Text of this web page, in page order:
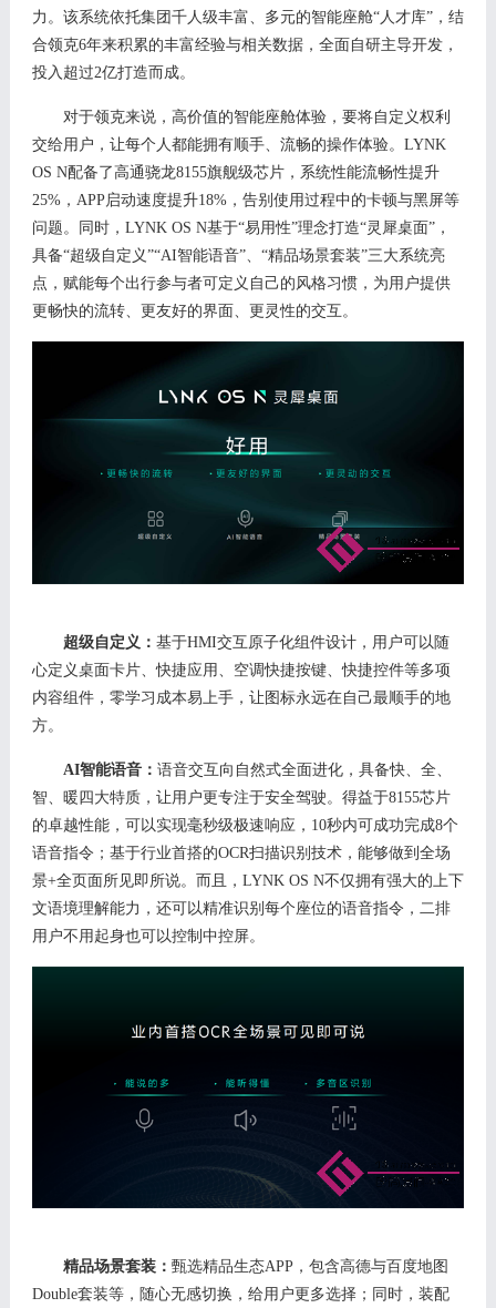
力。该系统依托集团千人级丰富、多元的智能座舱“人才库”，结
合领克6年来积累的丰富经验与相关数据，全面自研主导开发，
投入超过2亿打造而成。
对于领克来说，高价值的智能座舱体验，要将自定义权利
交给用户，让每个人都能拥有顺手、流畅的操作体验。 LYNK
OS N配备了高通骁龙8155旗舰级芯片，系统性能流畅性提升
25%，APP启动速度提升18%，告别使用过程中的卡顿与黑屏等
问题。同时，LYNK OS N基于“易用性”理念打造“灵犀桌面”，
具备“超级自定义”“AI智能语音”、“精品场景套装”三大系统亮
点， 赋能每个出行参与者可定义自己的风格习惯， 为用户提供
更畅快的流转、更友好的界面、更灵性的交互。
超级自定义： 基于HMI交互原子化组件设计，用户可以随
心定义桌面卡片、快捷应用、空调快捷按键、快捷控件等多项
内容组件，零学习成本易上手，让图标永远在自己最顺手的地
方。
AI智能语音： 语音交互向自然式全面进化，具备快、全、
智、暖四大特质，让用户更专注于安全驾驶。得益于8155芯片
的卓越性能，可以实现毫秒级极速响应， 10秒内可成功完成8个
语音指令；基于行业首搭的OCR扫描识别技术，能够做到全场
景+全页面所见即所说。而且，LYNK OS N不仅拥有强大的上下
文语境理解能力，还可以精准识别每个座位的语音指令，二排
用户不用起身也可以控制中控屏。
精品场景套装： 甄选精品生态APP，包含高德与百度地图
Double套装等，随心无感切换 ，给用户更多选择；同时，装配